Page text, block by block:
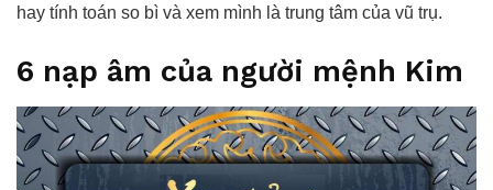
hay tính toán so bì và xem mình là trung tâm của vũ trụ.
6 nạp âm của người mệnh Kim